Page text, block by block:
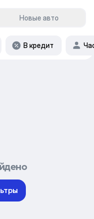
Новые авто
В кредит